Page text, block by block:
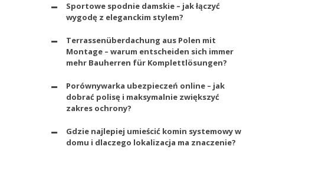
Sportowe spodnie damskie – jak łączyć
wygodę z eleganckim stylem?
Terrassenüberdachung aus Polen mit
Montage – warum entscheiden sich immer
mehr Bauherren für Komplettlösungen?
Porównywarka ubezpieczeń online – jak
dobrać polisę i maksymalnie zwiększyć
zakres ochrony?
Gdzie najlepiej umieścić komin systemowy w
domu i dlaczego lokalizacja ma znaczenie?